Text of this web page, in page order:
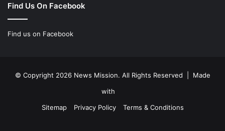
Find Us On Facebook
Find us on Facebook
© Copyright 2026 News Mission. All Rights Reserved | Made
with
Sitemap
Privacy Policy Terms & Conditions